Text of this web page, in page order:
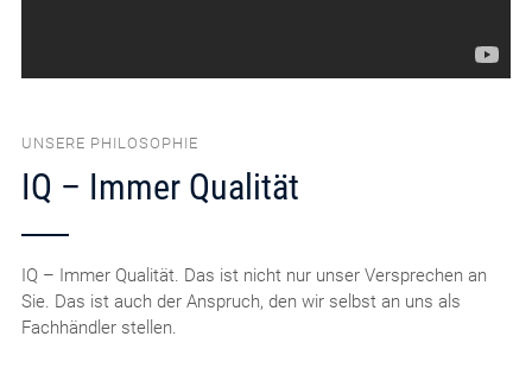
UNSERE PHILOSOPHIE
IQ – Immer Qualität
IQ – Immer Qualität. Das ist nicht nur unser Versprechen an
Sie. Das ist auch der Anspruch, den wir selbst an uns als
Fachhändler stellen.